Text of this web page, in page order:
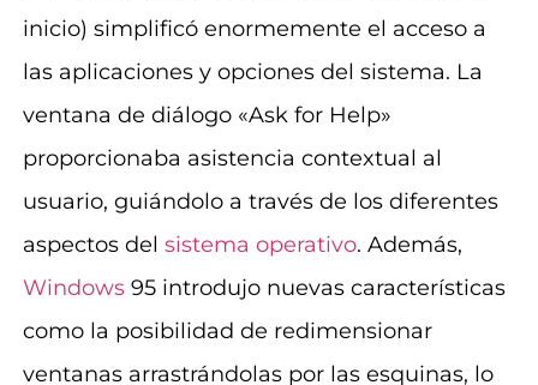
inicio) simplificó enormemente el acceso a
las aplicaciones y opciones del sistema. La
ventana de diálogo «Ask for Help»
proporcionaba asistencia contextual al
usuario, guiándolo a través de los diferentes
aspectos del sistema operativo. Además,
Windows95 introdujo nuevas características
como la posibilidad de redimensionar
ventanas arrastrándolas por las esquinas, lo